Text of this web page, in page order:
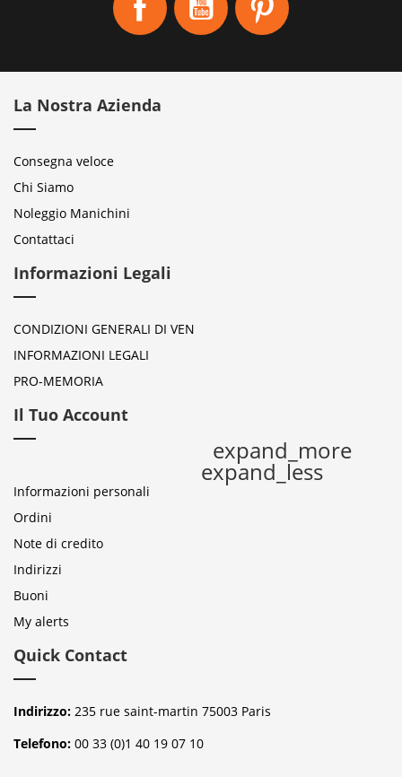
La Nostra Azienda
Consegna veloce
Chi Siamo
Noleggio Manichini
Contattaci
Informazioni Legali
CONDIZIONI GENERALI DI VEN
INFORMAZIONI LEGALI
PRO-MEMORIA
Il Tuo Account
expand_more
expand_less
Informazioni personali
Ordini
Note di credito
Indirizzi
Buoni
My alerts
Quick Contact
Indirizzo: 235 rue saint-martin 75003 Paris
Telefono: 00 33 (0)1 40 19 07 10